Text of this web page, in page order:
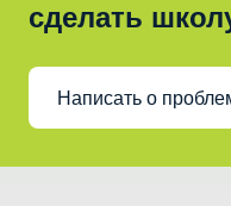
сделать
Написать о